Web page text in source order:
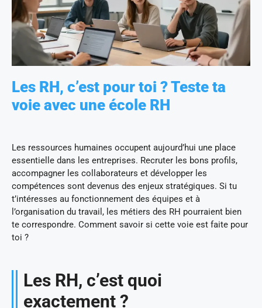
Les RH, c’est pour toi ? Teste ta
voie avec une école RH
Les ressources humaines occupent aujourd’hui une place
essentielle dans les entreprises. Recruter les bons profils,
accompagner les collaborateurs et développer les
compétences sont devenus des enjeux stratégiques. Si tu
t’intéresses au fonctionnement des équipes et à
l’organisation du travail, les métiers des RH pourraient bien
te correspondre. Comment savoir si cette voie est faite pour
toi ?
Les RH, c’est quoi
exactement ?